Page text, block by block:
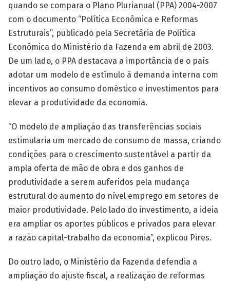
quando se compara o Plano Plurianual (PPA) 2004-2007
com o documento “Política Econômica e Reformas
Estruturais”, publicado pela Secretária de Política
Econômica do Ministério da Fazenda em abril de 2003.
De um lado, o PPA destacava a importância de o país
adotar um modelo de estímulo à demanda interna com
incentivos ao consumo doméstico e investimentos para
elevar a produtividade da economia.
“O modelo de ampliação das transferências sociais
estimularia um mercado de consumo de massa, criando
condições para o crescimento sustentável a partir da
ampla oferta de mão de obra e dos ganhos de
produtividade a serem auferidos pela mudança
estrutural do aumento do nível emprego em setores de
maior produtividade. Pelo lado do investimento, a ideia
era ampliar os aportes públicos e privados para elevar
a razão capital-trabalho da economia”, explicou Pires.
Do outro lado, o Ministério da Fazenda defendia a
ampliação do ajuste fiscal, a realização de reformas